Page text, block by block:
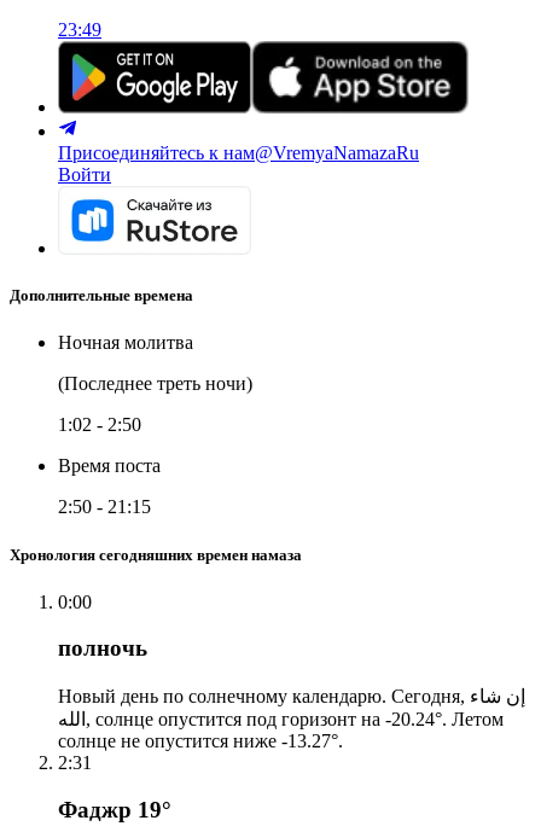
23:49
Присоединяйтесь к нам@VremyaNamazaRu
Войти
Дополнительные времена
Ночная молитва
(Последнее треть ночи)
1:02 - 2:50
Время поста
2:50 - 21:15
Хронология сегодняшних времен намаза
0:00
полночь
Новый день по солнечному календарю. Сегодня, إن شاء
الله, солнце опустится под горизонт на -20.24°. Летом
солнце не опустится ниже -13.27°.
2:31
Фаджр 19°